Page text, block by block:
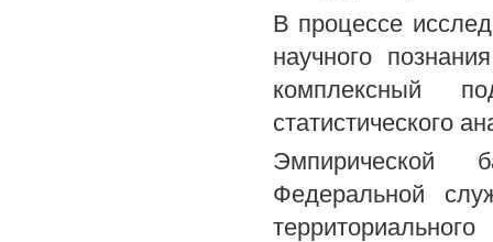
В процессе
научного
комплексный
статистического
Эмпирической
Федеральной